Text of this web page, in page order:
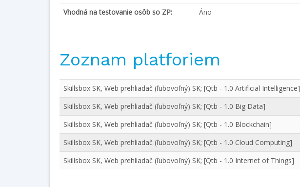
Vhodná na testovanie osôb so ZP:
Áno
Zoznam platforiem
Skillsbox SK, Web prehliadač (ľubovoľný) SK; [Qtb - 1.0 Artificial Intelligence]
Skillsbox SK, Web prehliadač (ľubovoľný) SK; [Qtb - 1.0 Big Data]
Skillsbox SK, Web prehliadač (ľubovoľný) SK; [Qtb - 1.0 Blockchain]
Skillsbox SK, Web prehliadač (ľubovoľný) SK; [Qtb - 1.0 Cloud Computing]
Skillsbox SK, Web prehliadač (ľubovoľný) SK; [Qtb - 1.0 Internet of Things]